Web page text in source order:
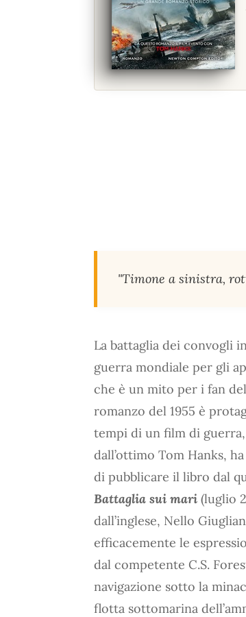
"Timone a sinistra,
La battaglia dei convogli
guerra mondiale per gli
che è un mito per i fan
romanzo del 1955 è
tempi di un film di guerra,
dall’ottimo Tom Hanks,
di pubblicare il libro dal
Battaglia sui mari (luglio
dall’inglese, Nello
efficacemente le
dal competente C.S.
navigazione sotto la
flotta sottomarina